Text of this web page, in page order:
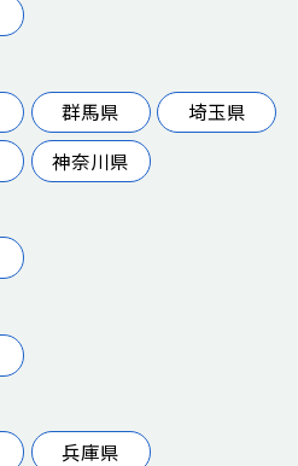
群馬県
埼玉県
神奈川県
兵庫県